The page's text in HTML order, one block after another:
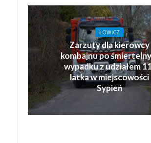
ŁOWICZ
Zarzuty dla kierowcy
kombajnu po
wypadku z udziałem
latka w miejscowości
Sypień